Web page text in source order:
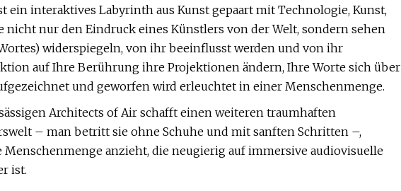
ein interaktives Labyrinth aus Kunst gepaart mit Technologie, Kunst,
nicht nur den Eindruck eines Künstlers von der Welt, sondern sehen
widerspiegeln, von ihr beeinflusst werden und von ihr
auf Ihre Berührung ihre Projektionen ändern, Ihre Worte sich über
und geworfen wird erleuchtet in einer Menschenmenge.
Architects of Air schafft einen weiteren traumhaften
– man betritt sie ohne Schuhe und mit sanften Schritten –,
anzieht, die neugierig auf immersive audiovisuelle
ist.